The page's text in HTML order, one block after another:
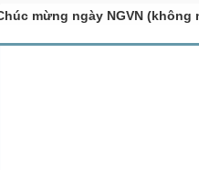
mừng ngày NGVN (không